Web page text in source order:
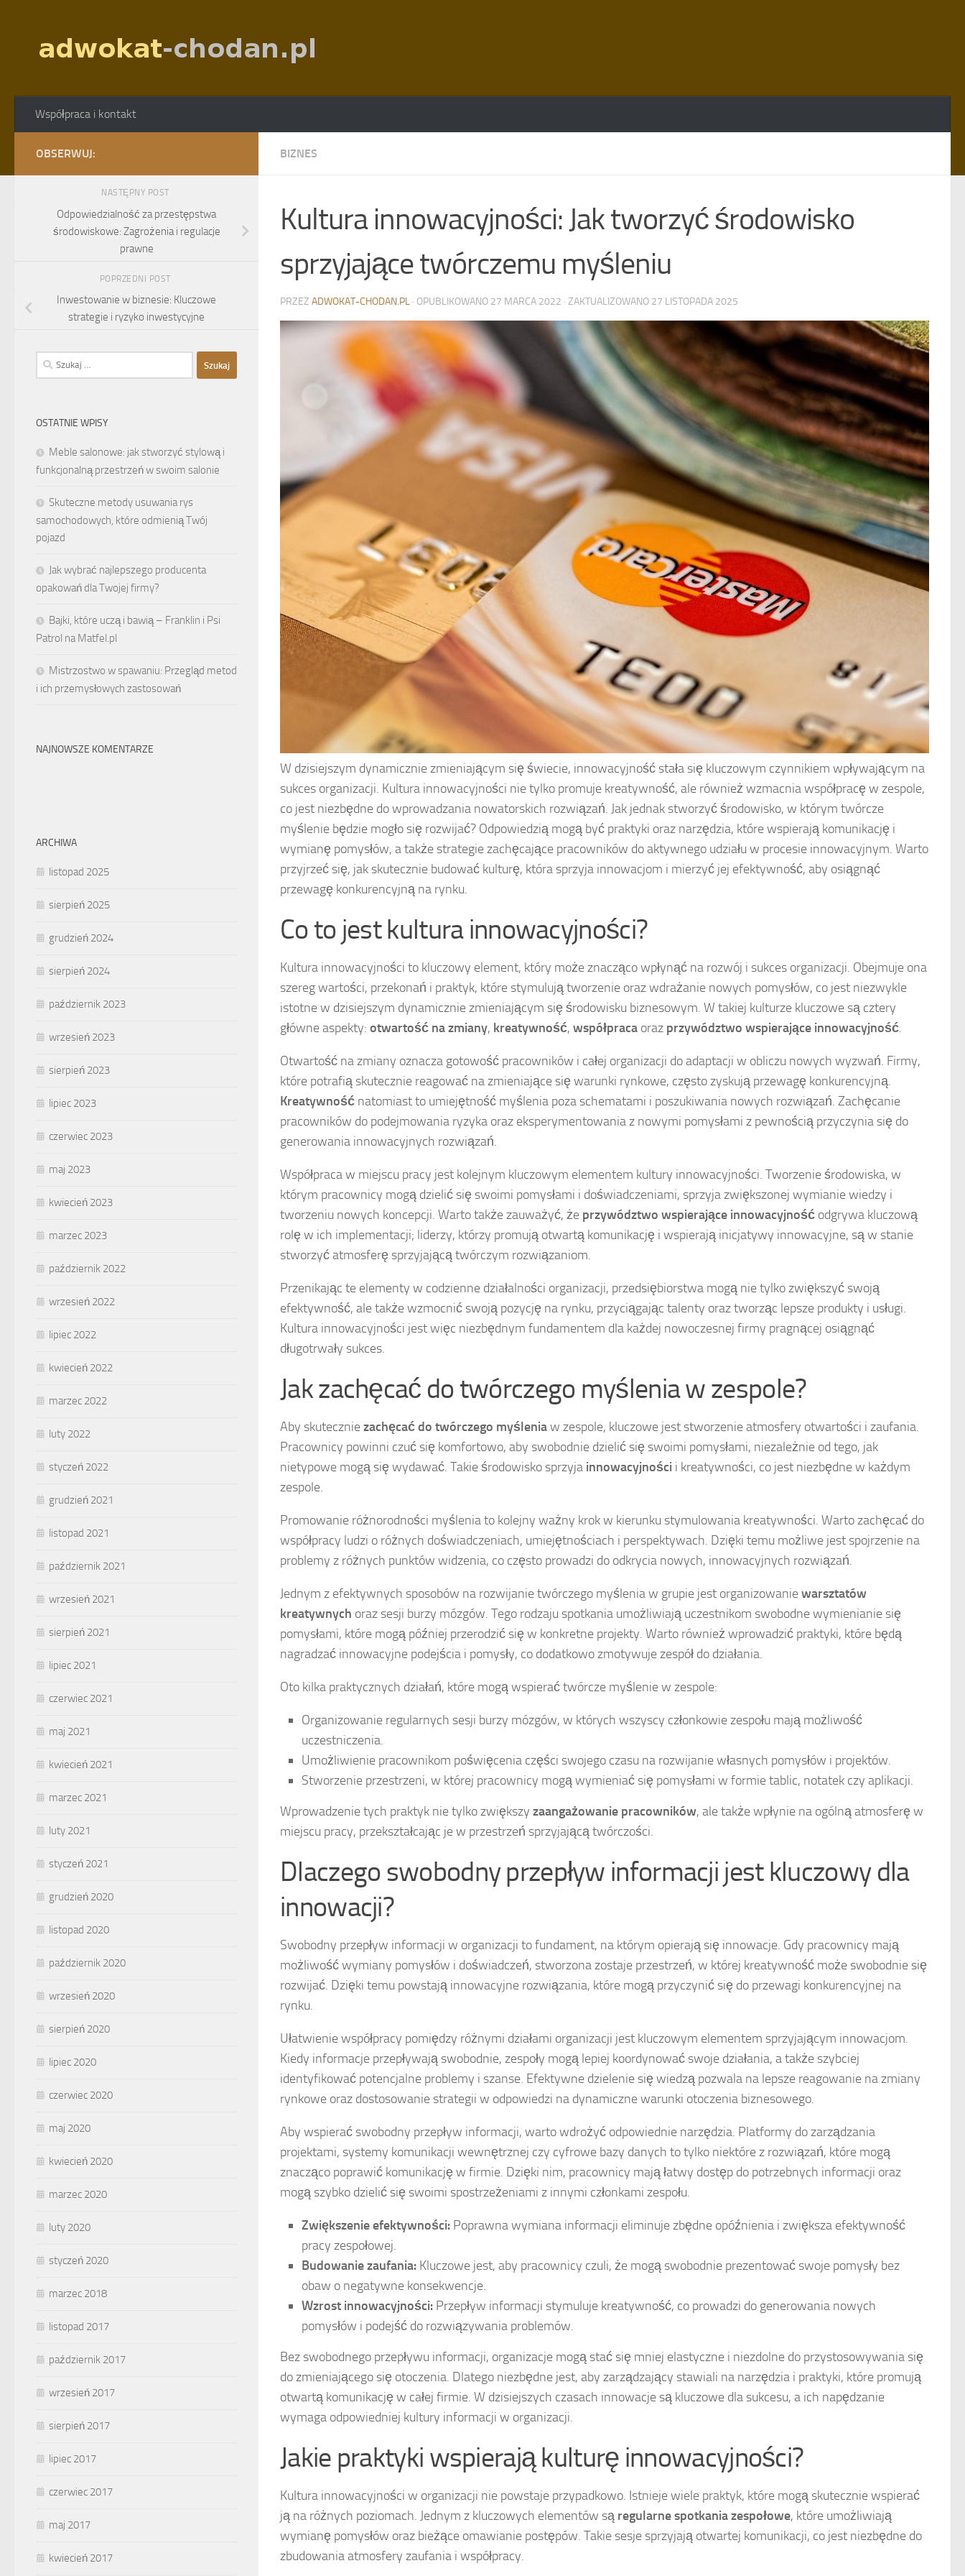
Współpraca i kontakt
BIZNES
Kultura innowacyjności: Jak tworzyć środowisko
sprzyjające twórczemu myśleniu
PRZEZ ADWOKAT-CHODAN.PL · OPUBLIKOWANO 27 MARCA 2022 · ZAKTUALIZOWANO 27 LISTOPADA 2025
W dzisiejszym dynamicznie zmieniającym się świecie, innowacyjność stała się kluczowym czynnikiem wpływającym na
sukces organizacji. Kultura innowacyjności nie tylko promuje kreatywność, ale również wzmacnia współpracę w zespole,
co jest niezbędne do wprowadzania nowatorskich rozwiązań. Jak jednak stworzyć środowisko, w którym twórcze
myślenie będzie mogło się rozwijać? Odpowiedzią mogą być praktyki oraz narzędzia, które wspierają komunikację i
wymianę pomysłów, a także strategie zachęcające pracowników do aktywnego udziału w procesie innowacyjnym. Warto
przyjrzeć się, jak skutecznie budować kulturę, która sprzyja innowacjom i mierzyć jej efektywność, aby osiągnąć
przewagę konkurencyjną na rynku.
Co to jest kultura innowacyjności?
Kultura innowacyjności to kluczowy element, który może znacząco wpłynąć na rozwój i sukces organizacji. Obejmuje ona
szereg wartości, przekonań i praktyk, które stymulują tworzenie oraz wdrażanie nowych pomysłów, co jest niezwykle
istotne w dzisiejszym dynamicznie zmieniającym się środowisku biznesowym. W takiej kulturze kluczowe są cztery
główne aspekty: otwartość na zmiany, kreatywność, współpraca oraz przywództwo wspierające innowacyjność.
Otwartość na zmiany oznacza gotowość pracowników i całej organizacji do adaptacji w obliczu nowych wyzwań. Firmy,
które potrafią skutecznie reagować na zmieniające się warunki rynkowe, często zyskują przewagę konkurencyjną.
Kreatywność natomiast to umiejętność myślenia poza schematami i poszukiwania nowych rozwiązań. Zachęcanie
pracowników do podejmowania ryzyka oraz eksperymentowania z nowymi pomysłami z pewnością przyczynia się do
generowania innowacyjnych rozwiązań.
Współpraca w miejscu pracy jest kolejnym kluczowym elementem kultury innowacyjności. Tworzenie środowiska, w
którym pracownicy mogą dzielić się swoimi pomysłami i doświadczeniami, sprzyja zwiększonej wymianie wiedzy i
tworzeniu nowych koncepcji. Warto także zauważyć, że przywództwo wspierające innowacyjność odgrywa kluczową
rolę w ich implementacji; liderzy, którzy promują otwartą komunikację i wspierają inicjatywy innowacyjne, są w stanie
stworzyć atmosferę sprzyjającą twórczym rozwiązaniom.
Przenikając te elementy w codzienne działalności organizacji, przedsiębiorstwa mogą nie tylko zwiększyć swoją
efektywność, ale także wzmocnić swoją pozycję na rynku, przyciągając talenty oraz tworząc lepsze produkty i usługi.
Kultura innowacyjności jest więc niezbędnym fundamentem dla każdej nowoczesnej firmy pragnącej osiągnąć
długotrwały sukces.
Jak zachęcać do twórczego myślenia w zespole?
Aby skuteczniezachęcać do twórczego myśleniaw zespole, kluczowe jest stworzenie atmosfery otwartości i zaufania.
Pracownicy powinni czuć się komfortowo, aby swobodnie dzielić się swoimi pomysłami, niezależnie od tego, jak
nietypowe mogą się wydawać. Takie środowisko sprzyja innowacyjności i kreatywności, co jest niezbędne w każdym
zespole.
Promowanie różnorodności myślenia to kolejny ważny krok w kierunku stymulowania kreatywności. Warto zachęcać do
współpracy ludzi o różnych doświadczeniach, umiejętnościach i perspektywach. Dzięki temu możliwe jest spojrzenie na
problemy z różnych punktów widzenia, co często prowadzi do odkrycia nowych, innowacyjnych rozwiązań.
Jednym z efektywnych sposobów na rozwijanie twórczego myślenia w grupie jest organizowaniewarsztatów
kreatywnych oraz sesji burzy mózgów. Tego rodzaju spotkania umożliwiają uczestnikom swobodne wymienianie się
pomysłami, które mogą później przerodzić się w konkretne projekty. Warto również wprowadzić praktyki, które będą
nagradzać innowacyjne podejścia i pomysły, co dodatkowo zmotywuje zespół do działania.
Oto kilka praktycznych działań, które mogą wspierać twórcze myślenie w zespole:
Organizowanie regularnych sesji burzy mózgów, w których wszyscy członkowie zespołu mają możliwość
uczestniczenia.
Umożliwienie pracownikom poświęcenia części swojego czasu na rozwijanie własnych pomysłów i projektów.
Stworzenie przestrzeni, w której pracownicy mogą wymieniać się pomysłami w formie tablic, notatek czy aplikacji.
Wprowadzenie tych praktyk nie tylko zwiększy zaangażowanie pracowników, ale także wpłynie na ogólną atmosferę w
miejscu pracy, przekształcając je w przestrzeń sprzyjającą twórczości.
Dlaczego swobodny przepływ informacji jest kluczowy dla
innowacji?
Swobodny przepływ informacji w organizacji to fundament, na którym opierają się innowacje. Gdy pracownicy mają
możliwość wymiany pomysłów i doświadczeń, stworzona zostaje przestrzeń, w której kreatywność może swobodnie się
rozwijać. Dzięki temu powstają innowacyjne rozwiązania, które mogą przyczynić się do przewagi konkurencyjnej na
rynku.
Ułatwienie współpracy pomiędzy różnymi działami organizacji jest kluczowym elementem sprzyjającym innowacjom.
Kiedy informacje przepływają swobodnie, zespoły mogą lepiej koordynować swoje działania, a także szybciej
identyfikować potencjalne problemy i szanse. Efektywne dzielenie się wiedzą pozwala na lepsze reagowanie na zmiany
rynkowe oraz dostosowanie strategii w odpowiedzi na dynamiczne warunki otoczenia biznesowego.
Aby wspierać swobodny przepływ informacji, warto wdrożyć odpowiednie narzędzia. Platformy do zarządzania
projektami, systemy komunikacji wewnętrznej czy cyfrowe bazy danych to tylko niektóre z rozwiązań, które mogą
znacząco poprawić komunikację w firmie. Dzięki nim, pracownicy mają łatwy dostęp do potrzebnych informacji oraz
mogą szybko dzielić się swoimi spostrzeżeniami z innymi członkami zespołu.
Zwiększenie efektywności: Poprawna wymiana informacji eliminuje zbędne opóźnienia i zwiększa efektywność
pracy zespołowej.
Budowanie zaufania: Kluczowe jest, aby pracownicy czuli, że mogą swobodnie prezentować swoje pomysły bez
obaw o negatywne konsekwencje.
Wzrost innowacyjności: Przepływ informacji stymuluje kreatywność, co prowadzi do generowania nowych
pomysłów i podejść do rozwiązywania problemów.
Bez swobodnego przepływu informacji, organizacje mogą stać się mniej elastyczne i niezdolne do przystosowywania się
do zmieniającego się otoczenia. Dlatego niezbędne jest, aby zarządzający stawiali na narzędzia i praktyki, które promują
otwartą komunikację w całej firmie. W dzisiejszych czasach innowacje są kluczowe dla sukcesu, a ich napędzanie
wymaga odpowiedniej kultury informacji w organizacji.
Jakie praktyki wspierają kulturę innowacyjności?
Kultura innowacyjności w organizacji nie powstaje przypadkowo. Istnieje wiele praktyk, które mogą skutecznie wspierać
ją na różnych poziomach. Jednym z kluczowych elementów są regularne spotkania zespołowe, które umożliwiają
wymianę pomysłów oraz bieżące omawianie postępów. Takie sesje sprzyjają otwartej komunikacji, co jest niezbędne do
zbudowania atmosfery zaufania i współpracy.
OBSERWUJ:
NASTĘPNY POST
Odpowiedzialność za przestępstwa
środowiskowe: Zagrożenia i regulacje
prawne
POPRZEDNI POST
Inwestowanie w biznesie: Kluczowe
strategie i ryzyko inwestycyjne
Szukaj:
OSTATNIE WPISY
Meble salonowe: jak stworzyć stylową i
funkcjonalną przestrzeń w swoim salonie
Skuteczne metody usuwania rys
samochodowych, które odmienią Twój
pojazd
Jak wybrać najlepszego producenta
opakowań dla Twojej firmy?
Bajki, które uczą i bawią – Franklin i Psi
Patrol na Matfel.pl
Mistrzostwo w spawaniu: Przegląd metod
i ich przemysłowych zastosowań
NAJNOWSZE KOMENTARZE
ARCHIWA
listopad 2025
sierpień 2025
grudzień 2024
sierpień 2024
październik 2023
wrzesień 2023
sierpień 2023
lipiec 2023
czerwiec 2023
maj 2023
kwiecień 2023
marzec 2023
październik 2022
wrzesień 2022
lipiec 2022
kwiecień 2022
marzec 2022
luty 2022
styczeń 2022
grudzień 2021
listopad 2021
październik 2021
wrzesień 2021
sierpień 2021
lipiec 2021
czerwiec 2021
maj 2021
kwiecień 2021
marzec 2021
luty 2021
styczeń 2021
grudzień 2020
listopad 2020
październik 2020
wrzesień 2020
sierpień 2020
lipiec 2020
czerwiec 2020
maj 2020
kwiecień 2020
marzec 2020
luty 2020
styczeń 2020
marzec 2018
listopad 2017
październik 2017
wrzesień 2017
sierpień 2017
lipiec 2017
czerwiec 2017
maj 2017
kwiecień 2017